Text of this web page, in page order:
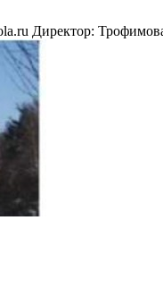
Директор: